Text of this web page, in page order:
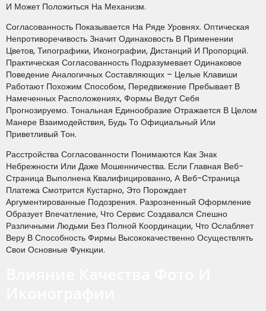
И Может Положиться На Механизм.
Согласованность Показывается На Ряде Уровнях. Оптическая
Непротиворечивость Значит Одинаковость В Применении
Цветов, Типографики, Иконографии, Дистанций И Пропорций.
Практическая Согласованность Подразумевает Одинаковое
Поведение Аналогичных Составляющих – Целые Клавиши
Работают Похожим Способом, Передвижение Пребывает В
Намеченных Расположениях, Формы Ведут Себя
Прогнозируемо. Тональная Единообразие Отражается В Целом
Манере Взаимодействия, Будь То Официальный Или
Приветливый Тон.
Расстройства Согласованности Понимаются Как Знак
Небрежности Или Даже Мошенничества. Если Главная Веб-
Страница Выполнена Квалифицированно, А Веб-Страница
Платежа Смотрится Кустарно, Это Порождает
Аргументированные Подозрения. Разрозненный Оформление
Образует Впечатление, Что Сервис Создавался Спешно
Различными Людьми Без Полной Координации, Что Ослабляет
Веру В Способность Фирмы Высококачественно Осуществлять
Свои Основные Функции.